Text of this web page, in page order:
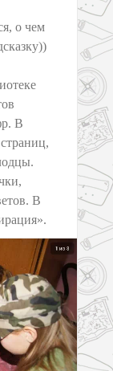
о чем
В
В